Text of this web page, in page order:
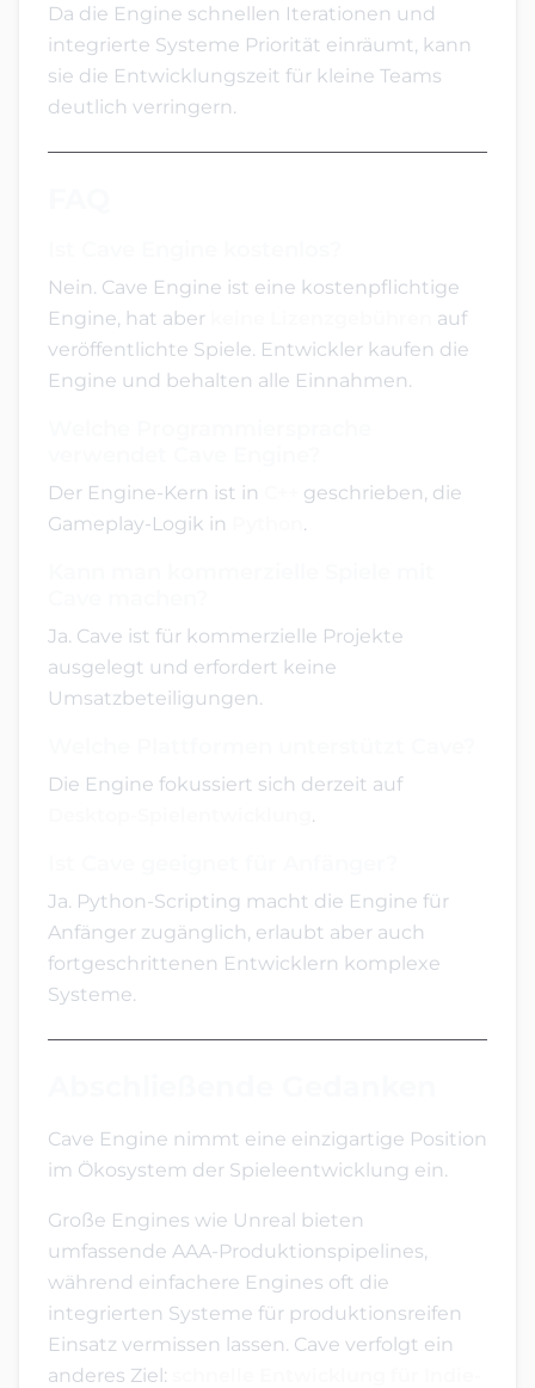
Da die Engine schnellen Iterationen und
integrierte Systeme Priorität einräumt, kann
sie die Entwicklungszeit für kleine Teams
deutlich verringern.
Nein. Cave Engine ist eine kostenpflichtige
Engine, hat aber
auf
veröffentlichte Spiele. Entwickler kaufen die
Engine und behalten alle Einnahmen.
Der Engine-Kern ist in
geschrieben, die
Gameplay-Logik in
.
Ja. Cave ist für kommerzielle Projekte
ausgelegt und erfordert keine
Umsatzbeteiligungen.
Die Engine fokussiert sich derzeit auf
.
Ja. Python-Scripting macht die Engine für
Anfänger zugänglich, erlaubt aber auch
fortgeschrittenen Entwicklern komplexe
Systeme.
Cave Engine nimmt eine einzigartige Position
im Ökosystem der Spieleentwicklung ein.
Große Engines wie Unreal bieten
umfassende AAA-Produktionspipelines,
während einfachere Engines oft die
integrierten Systeme für produktionsreifen
Einsatz vermissen lassen. Cave verfolgt ein
anderes Ziel: